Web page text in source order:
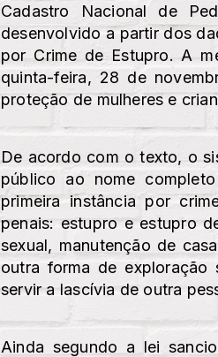
Cadastro Nacional de
desenvolvido a partir dos
por Crime de Estupro. A
quinta-feira, 28 de
proteção de mulheres e
De acordo com o texto, o
público ao nome
primeira instância por
penais: estupro e estupro
sexual, manutenção de
outra forma de exploração
servir a lascívia de outra
Ainda segundo a lei